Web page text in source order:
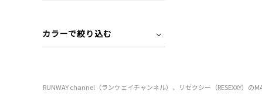
カラーで絞り込む
RUNWAY channel（ランウェイチャンネル）、リゼクシー（RESEXXY）